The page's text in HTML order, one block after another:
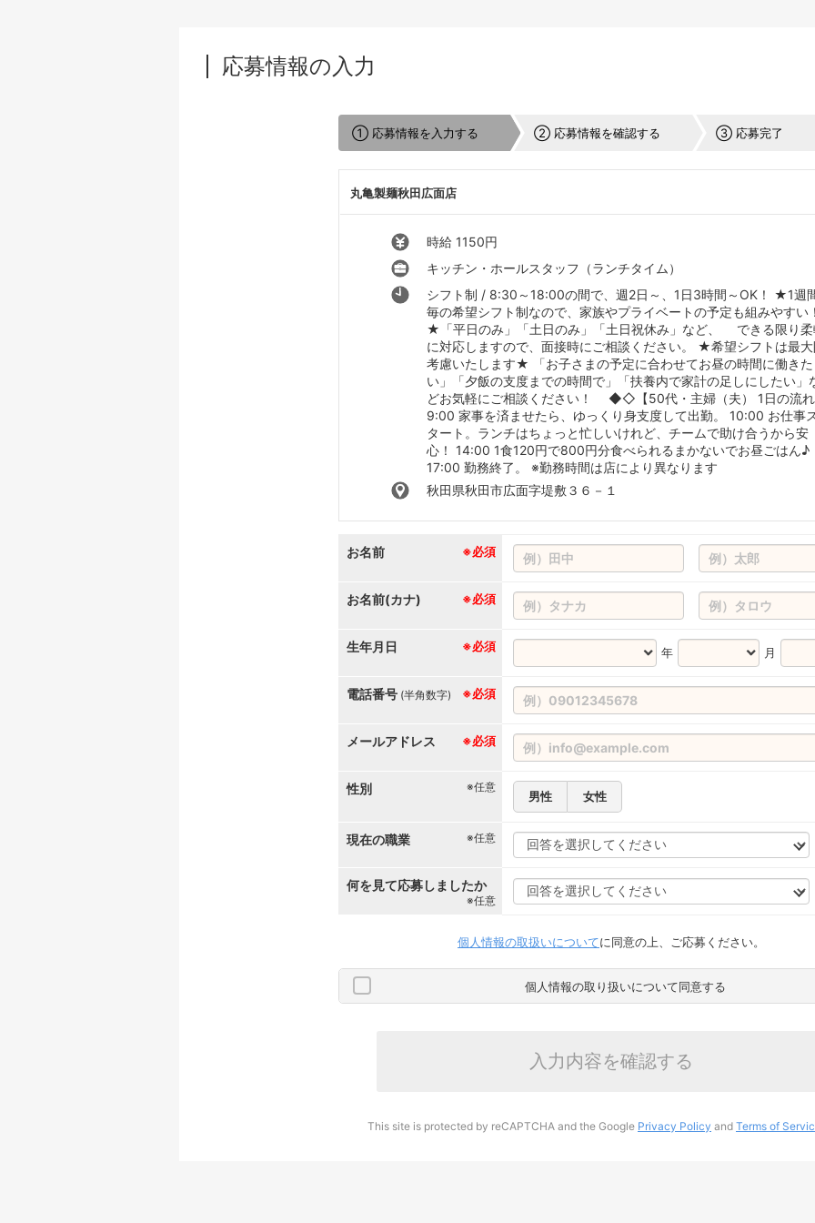
応募情報の入力
① 応募情報を入力する ② 応募情報を確認する ③ 応募完了
丸亀製麺秋田広面店
時給 1150円
キッチン・ホールスタッフ（ランチタイム）
シフト制 / 8:30～18:00の間で、週2日～、1日3時間～OK！ ★1週
毎の希望シフト制なので、家族やプライベートの予定も組みやすい
★「平日のみ」「土日のみ」「土日祝休み」など、 できる限り
に対応しますので、面接時にご相談ください。 ★希望シフトは最
考慮いたします★ 「お子さまの予定に合わせてお昼の時間に働きた
い」「夕飯の支度までの時間で」「扶養内で家計の足しにしたい」
どお気軽にご相談ください！ ◆◇【50代・主婦（夫） 1日の流
9:00 家事を済ませたら、ゆっくり身支度して出勤。 10:00 お仕事
タート。ランチはちょっと忙しいけれど、チームで助け合うから安
心！ 14:00 1食120円で800円分食べられるまかないでお昼ごはん♪
17:00 勤務終了。 ※勤務時間は店により異なります
秋田県秋田市広面字堤敷３６－１
お名前 ※必須
お名前(カナ) ※必須
生年月日 ※必須 年 月
電話番号 ※必須
(半角数字)
メールアドレス ※必須
性別 ※任意
男性 女性
現在の職業 ※任意
何を見て応募しましたか
※任意
個人情報の取扱いについてに同意の上、ご応募ください。
個人情報の取り扱いについて同意する
入力内容を確認する
This site is protected by reCAPTCHA and the Google Privacy Policy and Terms of